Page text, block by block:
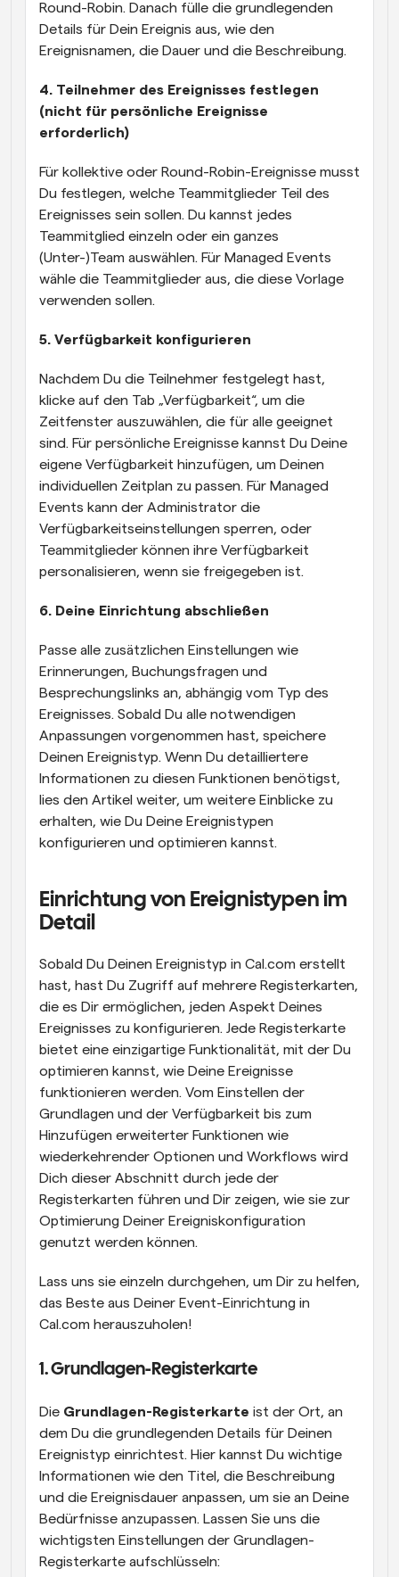
Round-Robin. Danach fülle die grundlegenden
Details für Dein Ereignis aus, wie den
Ereignisnamen, die Dauer und die Beschreibung.
4. Teilnehmer des Ereignisses festlegen
(nicht für persönliche Ereignisse
erforderlich)
Für kollektive oder Round-Robin-Ereignisse musst
Du festlegen, welche Teammitglieder Teil des
Ereignisses sein sollen. Du kannst jedes
Teammitglied einzeln oder ein ganzes
(Unter-)Team auswählen. Für Managed Events
wähle die Teammitglieder aus, die diese Vorlage
verwenden sollen.
5. Verfügbarkeit konfigurieren
Nachdem Du die Teilnehmer festgelegt hast,
klicke auf den Tab „Verfügbarkeit“, um die
Zeitfenster auszuwählen, die für alle geeignet
sind. Für persönliche Ereignisse kannst Du Deine
eigene Verfügbarkeit hinzufügen, um Deinen
individuellen Zeitplan zu passen. Für Managed
Events kann der Administrator die
Verfügbarkeitseinstellungen sperren, oder
Teammitglieder können ihre Verfügbarkeit
personalisieren, wenn sie freigegeben ist.
6. Deine Einrichtung abschließen
Passe alle zusätzlichen Einstellungen wie
Erinnerungen, Buchungsfragen und
Besprechungslinks an, abhängig vom Typ des
Ereignisses. Sobald Du alle notwendigen
Anpassungen vorgenommen hast, speichere
Deinen Ereignistyp. Wenn Du detailliertere
Informationen zu diesen Funktionen benötigst,
lies den Artikel weiter, um weitere Einblicke zu
erhalten, wie Du Deine Ereignistypen
konfigurieren und optimieren kannst.
Einrichtung von Ereignistypen im
Detail
Sobald Du Deinen Ereignistyp in Cal.com erstellt
hast, hast Du Zugriff auf mehrere Registerkarten,
die es Dir ermöglichen, jeden Aspekt Deines
Ereignisses zu konfigurieren. Jede Registerkarte
bietet eine einzigartige Funktionalität, mit der Du
optimieren kannst, wie Deine Ereignisse
funktionieren werden. Vom Einstellen der
Grundlagen und der Verfügbarkeit bis zum
Hinzufügen erweiterter Funktionen wie
wiederkehrender Optionen und Workflows wird
Dich dieser Abschnitt durch jede der
Registerkarten führen und Dir zeigen, wie sie zur
Optimierung Deiner Ereigniskonfiguration
genutzt werden können.
Lass uns sie einzeln durchgehen, um Dir zu helfen,
das Beste aus Deiner Event-Einrichtung in
Cal.com herauszuholen!
1. Grundlagen-Registerkarte
Die Grundlagen-Registerkarte ist der Ort, an
dem Du die grundlegenden Details für Deinen
Ereignistyp einrichtest. Hier kannst Du wichtige
Informationen wie den Titel, die Beschreibung
und die Ereignisdauer anpassen, um sie an Deine
Bedürfnisse anzupassen. Lassen Sie uns die
wichtigsten Einstellungen der Grundlagen-
Registerkarte aufschlüsseln: